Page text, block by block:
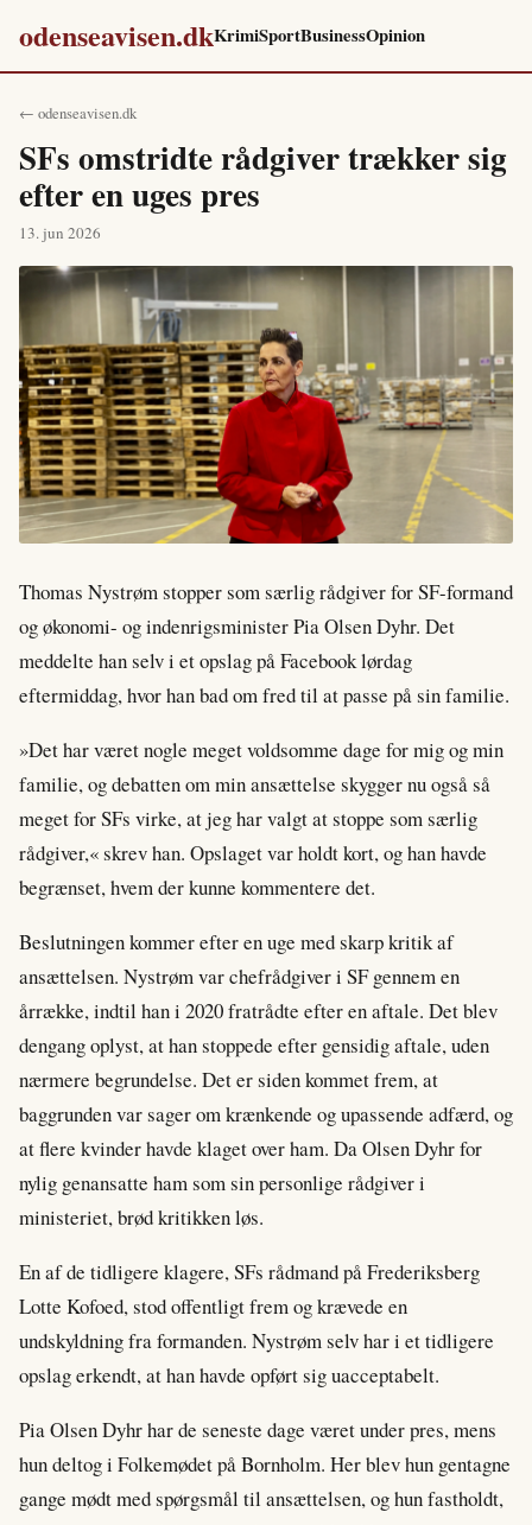
odenseavisen.dkKrimiSportBusinessOpinion
← odenseavisen.dk
SFs omstridte rådgiver trækker sig
efter en uges pres
13. jun 2026
Thomas Nystrøm stopper som særlig rådgiver for SF-formand
og økonomi- og indenrigsminister Pia Olsen Dyhr. Det
meddelte han selv i et opslag på Facebook lørdag
eftermiddag, hvor han bad om fred til at passe på sin familie.
»Det har været nogle meget voldsomme dage for mig og min
familie, og debatten om min ansættelse skygger nu også så
meget for SFs virke, at jeg har valgt at stoppe som særlig
rådgiver,« skrev han. Opslaget var holdt kort, og han havde
begrænset, hvem der kunne kommentere det.
Beslutningen kommer efter en uge med skarp kritik af
ansættelsen. Nystrøm var chefrådgiver i SF gennem en
årrække, indtil han i 2020 fratrådte efter en aftale. Det blev
dengang oplyst, at han stoppede efter gensidig aftale, uden
nærmere begrundelse. Det er siden kommet frem, at
baggrunden var sager om krænkende og upassende adfærd, og
at flere kvinder havde klaget over ham. Da Olsen Dyhr for
nylig genansatte ham som sin personlige rådgiver i
ministeriet, brød kritikken løs.
En af de tidligere klagere, SFs rådmand på Frederiksberg
Lotte Kofoed, stod offentligt frem og krævede en
undskyldning fra formanden. Nystrøm selv har i et tidligere
opslag erkendt, at han havde opført sig uacceptabelt.
Pia Olsen Dyhr har de seneste dage været under pres, mens
hun deltog i Folkemødet på Bornholm. Her blev hun gentagne
gange mødt med spørgsmål til ansættelsen, og hun fastholdt,